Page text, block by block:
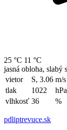
25 °C 11 °C
jasná obloha, slabý
vietor
S, 3.06 m/s
tlak
1022
hPa
vlhkosť 36 %
pdliptrevuce.sk